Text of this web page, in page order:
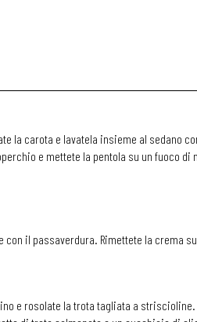
la carota e lavatela insieme al
e mettete la pentola su un
il passaverdura. Rimettete la crema
e rosolate la trota tagliata a